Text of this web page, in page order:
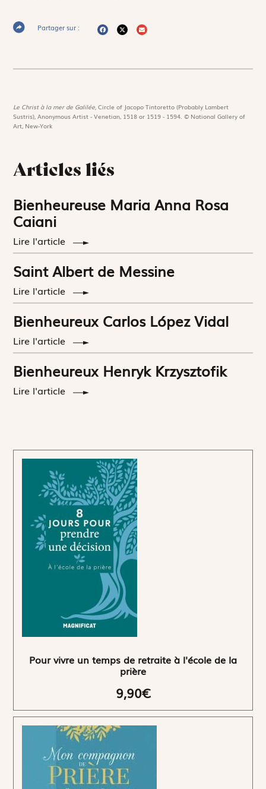
Partager sur :
Le Christ à la mer de Galilée,Circle of Jacopo Tintoretto (Probably Lambert
Sustris), Anonymous Artist - Venetian, 1518 or 1519 - 1594. © National Gallery of
Art, New-York
Articles liés
Bienheureuse Maria Anna Rosa
Caiani
Lire l'article
Saint Albert de Messine
Lire l'article
Bienheureux Carlos López Vidal
Lire l'article
Bienheureux Henryk Krzysztofik
Lire l'article
Pour vivre un temps de retraite à l'école de la
prière
9,90€